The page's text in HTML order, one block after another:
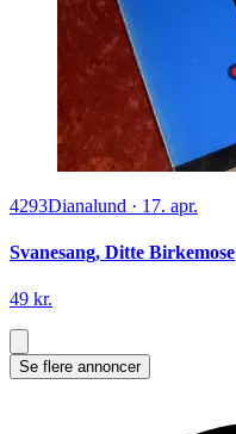
4293Dianalund · 17. apr.
Svanesang, Ditte Birkemose
49 kr.
Se flere annoncer